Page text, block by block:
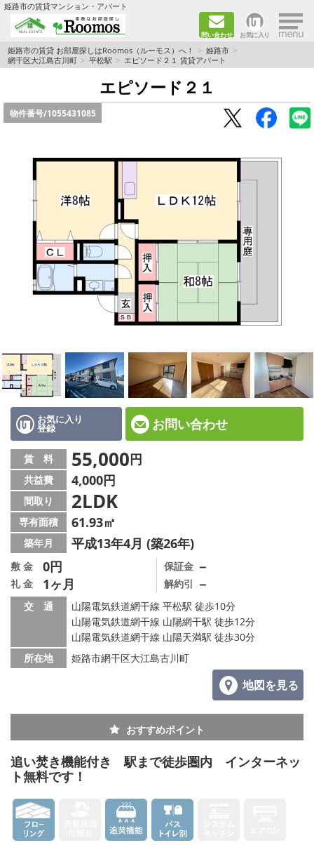
姫路市の賃貸マンション・アパート
問い合わせ お気に入り ×
TOPページ
ファミリー向けの部屋を探す
一人暮らし向けの部屋を探す
カップル向けの部屋を探す
敷金礼金0円の部屋を探す
都市ガス&オール電化の部屋を探す
ネット無料の部屋を探す
☆インターネット無料物件☆
☆敷金·礼金0円物件☆
路線·駅から探す
地域から探す
地図から探す
スタッフ紹介
スタッフ募集中
店舗情報·アクセス
メールでお問い合わせ
姫路市の賃貸 お部屋探しはRoomos（ルーモス）へ！
姫路市
網干区大江島古川町
平松駅 エピソード２１ 賃貸アパート
エピソード２１
物件番号/1055431085
お気に入り
登録 お問い合わせ
賃 料 55,000円
共益費 4,000円
間取り 2LDK
専有面積 61.93㎡
築年月 平成13年4月 (築26年)
敷 金 0円
礼 金 1ヶ月
保証金 －
解約引 －
交 通
山陽電気鉄道網干線 平松駅 徒歩10分
山陽電気鉄道網干線 山陽網干駅 徒歩12分
山陽電気鉄道網干線 山陽天満駅 徒歩30分
所在地
姫路市網干区大江島古川町
地図を見る
おすすめポイント
追い焚き機能付き 駅まで徒歩圏内 インターネッ
ト無料です！